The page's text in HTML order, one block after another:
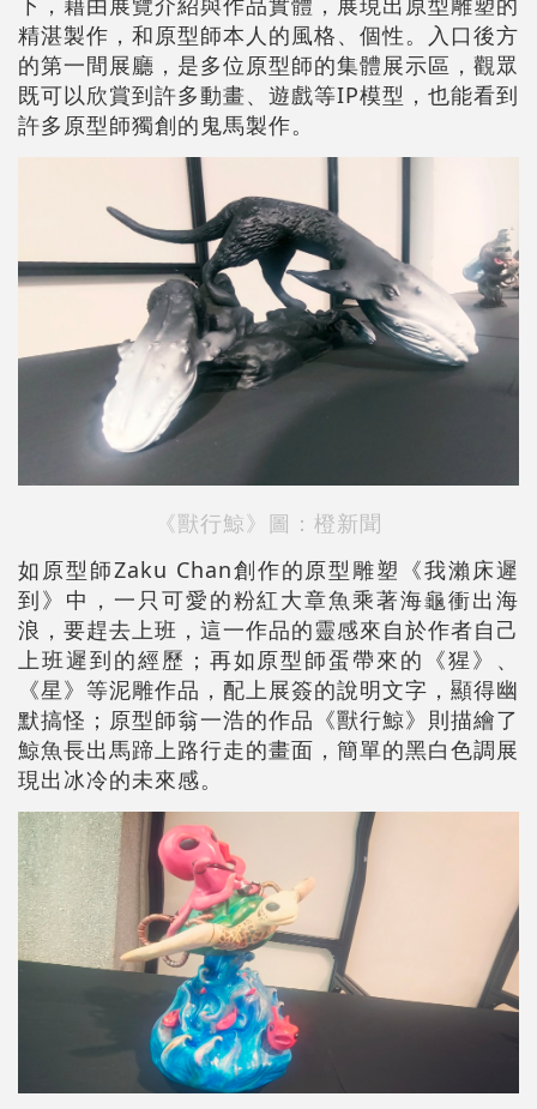
精湛製作，和原型師本人的風格、個性。入口後方
的第一間展廳，是多位原型師的集體展示區，觀眾
既可以欣賞到許多動畫、遊戲等IP模型，也能看到
許多原型師獨創的鬼馬製作。
《獸行鯨》 圖：橙新聞
如原型師Zaku Chan創作的原型雕塑《我瀨床遲
到》中，一只可愛的粉紅大章魚乘著海龜衝出海
浪，要趕去上班，這一作品的靈感來自於作者自己
上班遲到的經歷；再如原型師蛋帶來的《猩》、
《星》等泥雕作品，配上展簽的說明文字，顯得幽
默搞怪；原型師翁一浩的作品《獸行鯨》則描繪了
鯨魚長出馬蹄上路行走的畫面，簡單的黑白色調展
現出冰冷的未來感。